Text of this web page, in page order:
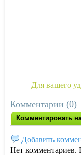
Для вашего
Комментарии (0)
Комментировать
Добавить
Нет комментариев.